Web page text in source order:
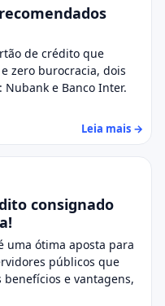
de crédito que
zero burocracia, dois
Nubank e Banco Inter.
Leia mais →
consignado
uma ótima aposta para
públicos que
e vantagens,